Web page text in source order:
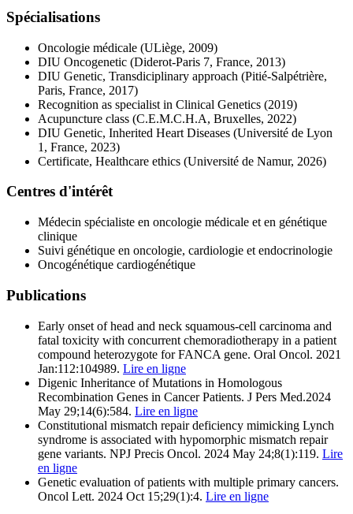
Spécialisations
Oncologie médicale (ULiège, 2009)
DIU Oncogenetic (Diderot-Paris 7, France, 2013)
DIU Genetic, Transdiciplinary approach (Pitié-Salpétrière,
Paris, France, 2017)
Recognition as specialist in Clinical Genetics (2019)
Acupuncture class (C.E.M.C.H.A, Bruxelles, 2022)
DIU Genetic, Inherited Heart Diseases (Université de Lyon
1, France, 2023)
Certificate, Healthcare ethics (Université de Namur, 2026)
Centres d'intérêt
Médecin spécialiste en oncologie médicale et en génétique
clinique
Suivi génétique en oncologie, cardiologie et endocrinologie
Oncogénétique cardiogénétique
Publications
Early onset of head and neck squamous-cell carcinoma and
fatal toxicity with concurrent chemoradiotherapy in a patient
compound heterozygote for FANCA gene. Oral Oncol. 2021
Jan:112:104989. Lire en ligne
Digenic Inheritance of Mutations in Homologous
Recombination Genes in Cancer Patients. J Pers Med.2024
May 29;14(6):584. Lire en ligne
Constitutional mismatch repair deficiency mimicking Lynch
syndrome is associated with hypomorphic mismatch repair
gene variants. NPJ Precis Oncol. 2024 May 24;8(1):119. Lire
en ligne
Genetic evaluation of patients with multiple primary cancers.
Oncol Lett. 2024 Oct 15;29(1):4. Lire en ligne